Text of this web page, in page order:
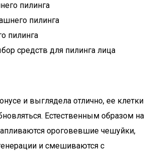
пилинга
пилинга
пилинга
средств для пилинга лица
и выглядела отлично, ее клетки
Естественным образом на
ороговевшие чешуйки,
и смешиваются с